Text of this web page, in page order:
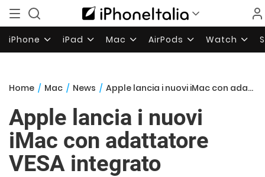
iPhone iPad Mac AirPods Watch
Home / Mac / News / Apple lancia i nuovi iMac con adattatore VESA integrato
Apple lancia i nuovi
iMac con adattatore
VESA integrato